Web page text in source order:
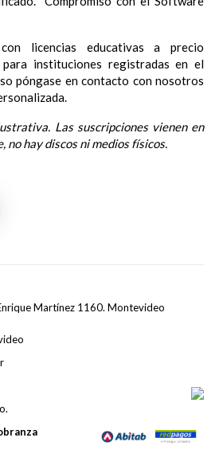
licencias educativas a precio
para instituciones registradas en el
póngase en contacto con nosotros
Las suscripciones vienen en
no hay discos ni medios físicos.
Martínez 1160. Montevideo